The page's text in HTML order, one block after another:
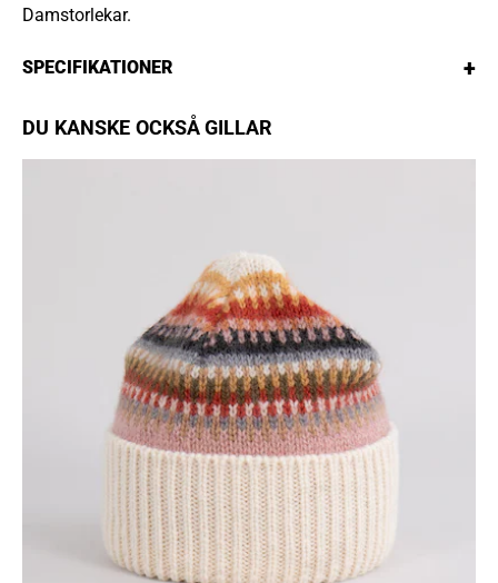
Damstorlekar.
SPECIFIKATIONER +
DU KANSKE OCKSÅ GILLAR